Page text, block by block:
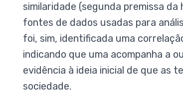
similaridade (segunda premissa
fontes de dados usadas para
foi, sim, identificada uma
indicando que uma acompanha a
evidência à ideia inicial de que as
sociedade.